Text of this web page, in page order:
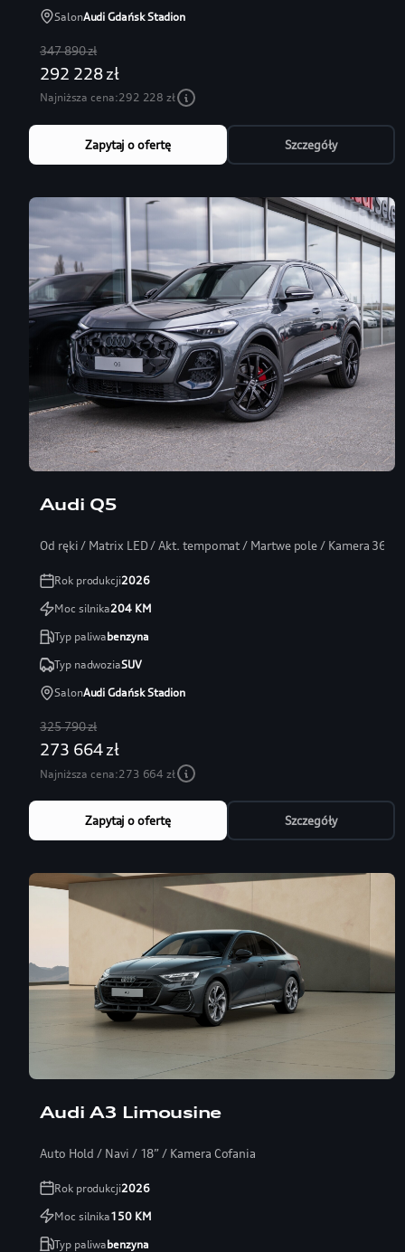
SalonAudi Gdańsk Stadion
347 890 zł
292 228 zł
Najniższa cena:292 228 zł
Zapytaj o ofertę Szczegóły
Audi Q5
Od ręki / Matrix LED / Akt. tempomat / Martwe pole / Kamera 360
Rok produkcji2026
Moc silnika204KM
Typ paliwabenzyna
Typ nadwoziaSUV
SalonAudi Gdańsk Stadion
325 790 zł
273 664 zł
Najniższa cena:273 664 zł
Zapytaj o ofertę Szczegóły
Audi A3 Limousine
Auto Hold / Navi / 18” / Kamera Cofania
Rok produkcji2026
Moc silnika150KM
Typ paliwabenzyna